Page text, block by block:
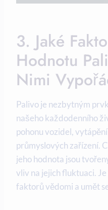
3. Jaké
Hodnotu
Nimi
Palivo je nezbytným
našeho každodenního
pohonu vozidel,
průmyslových zařízení.
jeho hodnota jsou
vliv na jejich fluktuaci.
faktorů vědomi a umět